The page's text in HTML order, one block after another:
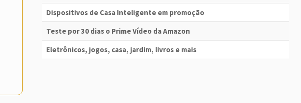
Dispositivos de Casa Inteligente em promoção
Teste por 30 dias o Prime Vídeo da Amazon
Eletrônicos, jogos, casa, jardim, livros e mais